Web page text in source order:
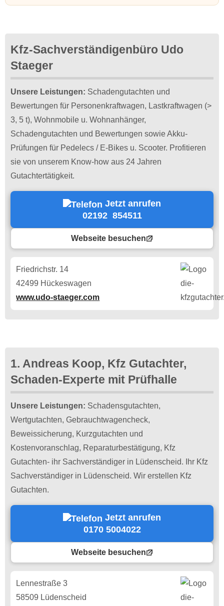
Kfz-Sachverständigenbüro Udo
Staeger
Unsere Leistungen: Schadengutachten und
Bewertungen für Personenkraftwagen, Lastkraftwagen (>
3, 5 t), Wohnmobile u. Wohnanhänger,
Schadengutachten und Bewertungen sowie Akku-
Prüfungen für Pedelecs / E-Bikes u. Scooter. Profitieren
sie von unserem Know-how aus 24 Jahren
Gutachtertätigkeit.
Jetzt anrufen
02192 854511
Webseite besuchen
Friedrichstr. 14
42499 Hückeswagen
www.udo-staeger.com
1. Andreas Koop, Kfz Gutachter,
Schaden-Experte mit Prüfhalle
Unsere Leistungen: Schadensgutachten,
Wertgutachten, Gebrauchtwagencheck,
Beweissicherung, Kurzgutachten und
Kostenvoranschlag, Reparaturbestätigung, Kfz
Gutachten- ihr Sachverständiger in Lüdenscheid. Ihr Kfz
Sachverständiger in Lüdenscheid. Wir erstellen Kfz
Gutachten.
Jetzt anrufen
0170 5004022
Webseite besuchen
Lennestraße 3
58509 Lüdenscheid